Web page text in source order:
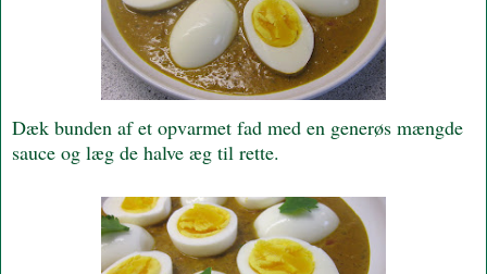
Dæk bunden af et opvarmet fad med en generøs mængde
sauce og læg de halve æg til rette.